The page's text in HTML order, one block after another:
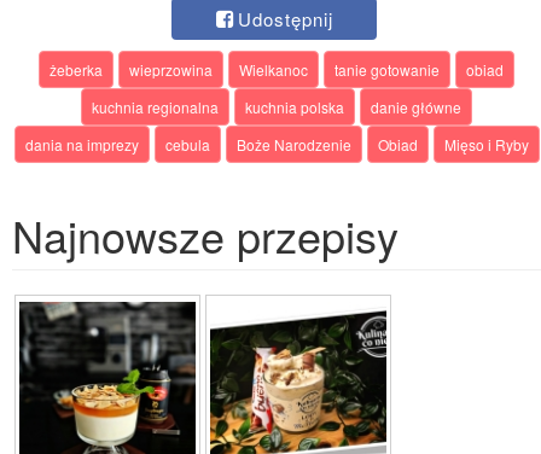
Udostępnij
żeberka wieprzowina Wielkanoc tanie gotowanie
obiad
kuchnia regionalna
kuchnia polska
danie główne
dania na imprezy
cebula Boże Narodzenie Obiad Mięso i Ryby
Najnowsze przepisy